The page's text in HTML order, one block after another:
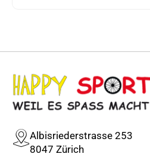
Albisriederstrasse 253
8047 Zürich